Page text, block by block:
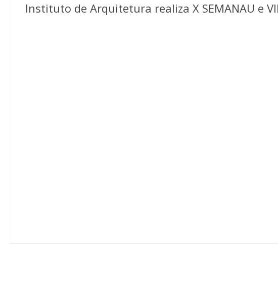
Instituto de Arquitetura realiza X SEMANAU e